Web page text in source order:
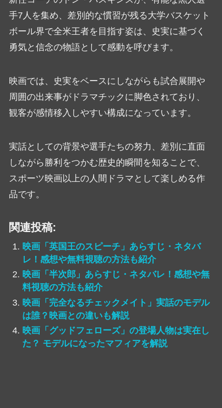
手7人を集め、差別的な慣習が残る大学バスケット
ボール界で全米王者を目指す姿は、史実に基づく
勇気と信念の物語として感動を呼びます。
映画では、史実をベースにしながらも試合展開や
周囲の出来事がドラマチックに脚色されており、
観客が感情移入しやすい構成になっています。
実話としての背景や選手たちの努力、差別に直面
しながら勝利をつかむ歴史的瞬間を知ることで、
スポーツ映画以上の人間ドラマとして楽しめる作
品です。
関連投稿:
映画「英国王のスピーチ」あらすじ・ネタバ
レ！感想や無料視聴の方法も紹介
映画「半次郎」あらすじ・ネタバレ！感想や無
料視聴の方法も紹介
映画「完全なるチェックメイト」実話のモデル
は誰？映画との違いも解説
映画「グッドフェローズ」の登場人物は実在し
た？ モデルになったマフィアを解説